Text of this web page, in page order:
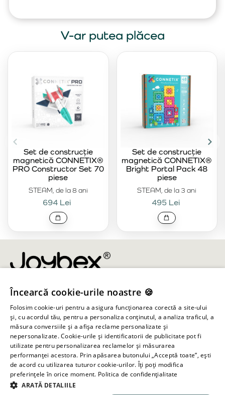
V-ar putea plăcea
STEAM, de la 8 ani
Set de construcție
magnetică CONNETIX®
PRO Constructor Set 70
piese
694 Lei
STEAM, de la 3 ani
Set de construcție
magnetică CONNETIX®
Bright Portal Pack 48
piese
495 Lei
info@joybex.ro
Linkuri utile
Cont
Informații despre magazin
Încearcă cookie-urile noastre 🍪
Folosim cookie-uri pentru a asigura funcționarea corectă a site-ului
și, cu acordul tău, pentru a personaliza conținutul, a analiza traficul, a
măsura conversiile și a afișa reclame personalizate și
nepersonalizate. Cookie-urile și identificatorii de publicitate pot fi
utilizate pentru personalizarea reclamelor și măsurarea
performanței acestora. Prin apăsarea butonului „Acceptă toate”, ești
de acord cu utilizarea tuturor cookie-urilor. Îți poți modifica
preferințele în orice moment. Politica de confidențialitate
ARATĂ DETALIILE